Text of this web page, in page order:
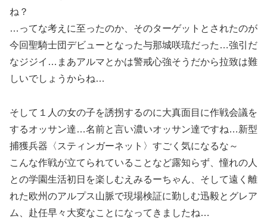
ね？
…ってな考えに至ったのか、そのターゲットとされたのが
今回聖騎士団デビューとなった与那城咲琉だった…強引だ
なジジイ…まあアルマとかは警戒心強そうだから拉致は難
しいでしょうからね…
そして１人の女の子を誘拐するのに大真面目に作戦会議を
するオッサン達…名前と言い濃いオッサン達ですね…新型
捕獲兵器〈スティンガーネット〉すごく気になるな～
こんな作戦が立てられていることなど露知らず、憧れの人
との学園生活初日を楽しむえみるーちゃん、そして遠く離
れた欧州のアルプス山脈で現場検証に勤しむ迅毅とグレア
ム、赴任早々大変なことになってきましたね…